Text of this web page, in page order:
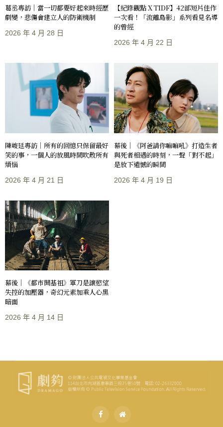
葛丞專訪｜當一切都要好起來時經歷
劇變，悲傷會建立人的防衛機制
2026 年 4 月 28 日
【紀錄觀點 X TIDF】42部短片佳作
一次看！「流離島影」系列看見名導
的曾經
2026 年 4 月 22 日
陳峻廷專訪｜所有的回憶只保留最好
笑的事，一個人的放風時間吹散所有
煩惱
2026 年 4 月 21 日
幕後｜《阿爸請你嘛嘛吼》打造生者
與死者相遇的時刻，一聲「對不起」
是放下遺憾的瞬間
2026 年 4 月 19 日
幕後｜《都市開基祖》軍刀是讓慾望
失控的加壓器，奇幻元素加乘人心黑
暗面
2026 年 4 月 14 日